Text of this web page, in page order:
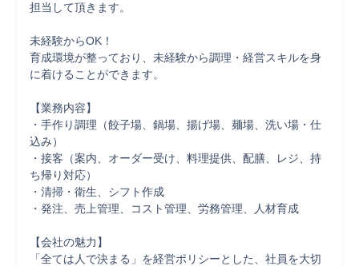
担当して頂きます。
未経験からOK！
育成環境が整っており、未経験から調理・経営スキルを身
に着けることができます。
【業務内容】
・手作り調理（餃子場、鍋場、揚げ場、麺場、洗い場・仕
込み）
・接客（案内、オーダー受け、料理提供、配膳、レジ、持
ち帰り対応）
・清掃・衛生、シフト作成
・発注、売上管理、コスト管理、労務管理、人材育成
【会社の魅力】
「全ては人で決まる」を経営ポリシーとした、社員を大切